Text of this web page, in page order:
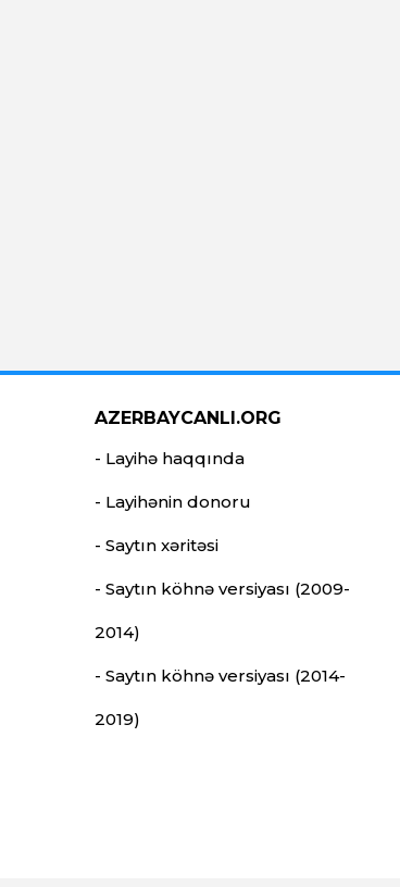
AZERBAYCANLI.ORG
- Layihə haqqında
- Layihənin donoru
- Saytın xəritəsi
- Saytın köhnə versiyası (2009-
2014)
- Saytın köhnə versiyası (2014-
2019)